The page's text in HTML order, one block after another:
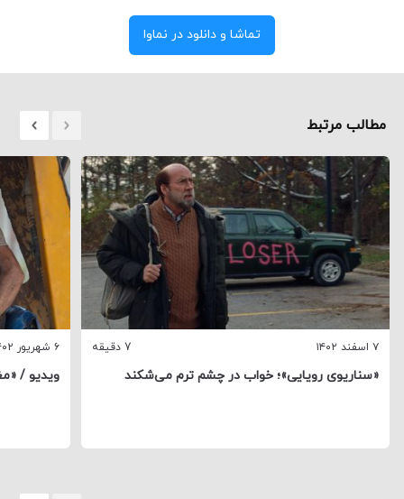
تماشا و دانلود در نماوا
مطالب مرتبط
۷ اسفند ۱۴۰۲ 7 دقیقه
«سناریوی رویایی»؛ خواب در چشم ترم می‌شکند
۶ شهریور ۱۴۰۲
ویدیو /